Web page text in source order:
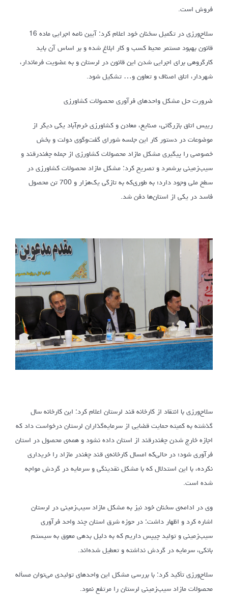
فروش است.
سلاح‌ورزی در تکمیل سخنان خود اعلام کرد: آیین‌ نامه اجرایی ماده 16
قانون بهبود مستمر محیط کسب و کار ابلاغ شده و بر اساس آن باید
کارگروهی برای اجرایی شدن این قانون در لرستان و به عضویت فرماندار،
شهردار، اتاق اصناف و تعاون و… تشکیل شود.
ضرورت حل مشکل واحدهای فرآوری محصولات کشاورزی
رییس اتاق بازرگانی، صنایع،‌ معادن و کشاورزی خرم‌آباد یکی دیگر از
موضوعات در دستور کار این جلسه شورای گفت‌و‌گوی دولت و بخش
خصوصی را پیگیری مشکل مازاد محصولات کشاورزی از جمله چغندرقند و
سیب‌زمینی برشمرد و تصریح کرد: مشکل مازاد محصولات کشاورزی در
سطح ملی وجود دارد؛ به طوری‌که به تازگی یک‌هزار و 700 تن محصول
فاسد در یکی از استان‌ها دفن شد.
سلاح‌ورزی با انتقاد از کارخانه قند لرستان اعلام کرد: این کارخانه سال
گذشته به کمیته حمایت قضایی از سرمایه‌گذاران لرستان درخواست داد که
اجازه خارج شدن چغندرقند از استان داده نشود و همه‌ی محصول در استان
فرآوری شود؛ در حالی‌که امسال کارخانه‌ی قند چغندر مازاد را خریداری
نکرده، با این استدلال که با مشکل نقدینگی و سرمایه در گردش مواجه
شده است.
وی در ادامه‌ی سخنان خود نیز به مشکل مازاد سیب‌زمینی در لرستان
اشاره کرد و اظهار داشت: در حوزه شرق استان چند واحد فرآوری
سیب‌زمینی و تولید چیپس داریم که به دلیل بدهی معوق به سیستم
بانکی، سرمایه در گردش نداشته و تعطیل شده‌اند.
سلاح‌ورزی تأکید کرد: با بررسی مشکل این واحدهای تولیدی می‌توان مسأله
محصولات مازاد سیب‌زمینی لرستان را مرتفع نمود.